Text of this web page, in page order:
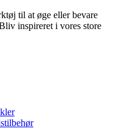
til at øge eller bevare
inspireret i vores store